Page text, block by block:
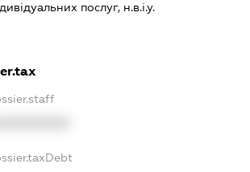
послуг, н.в.і.у.